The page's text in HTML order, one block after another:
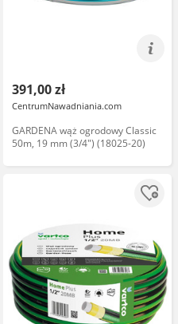
391,00 zł
CentrumNawadniania.com
GARDENA wąż ogrodowy Classic
50m, 19 mm (3/4") (18025-20)